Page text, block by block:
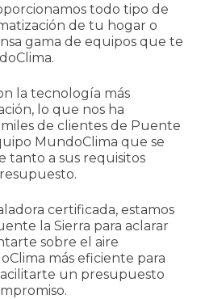
todo tipo de
de tu hogar o
gama de equipos que te
la tecnología más
lo que nos ha
de clientes de Puente
MundoClima que se
tanto a sus requisitos
certificada, estamos
la Sierra para aclarar
sobre el aire
más eficiente para
un presupuesto